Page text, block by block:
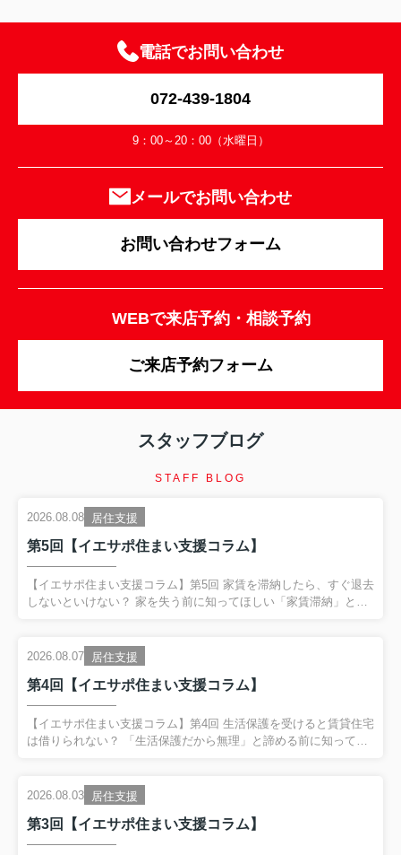
電話でお問い合わせ
072-439-1804
9：00～20：00（水曜日）
メールでお問い合わせ
お問い合わせフォーム
WEBで来店予約・相談予約
ご来店予約フォーム
スタッフブログ
STAFF BLOG
2026.08.08 居住支援
第5回【イエサポ住まい支援コラム】
【イエサポ住まい支援コラム】第5回 家賃を滞納したら、すぐ退去
しないといけない？ 家を失う前に知ってほしい「家賃滞納」とい
護を受給していることだけで、 賃貸住宅を借りられないわけでは
ありません。 一方で、 保証会社や初期費用、家賃、緊急連絡先な
ど、 入居までに整理が必要なケースがあります。 そして何より大
切なのが、 困ってからではなく、困り始めた段階で相談するこ
と。 今回は、その代表的なサインである、 「家賃滞納」 につい
てお話しします。 家賃を滞納したら、すぐに退去...
2026.08.07 居住支援
第4回【イエサポ住まい支援コラム】
【イエサポ住まい支援コラム】第4回 生活保護を受けると賃貸住宅
は借りられない？ 「生活保護だから無理」と諦める前に知ってほ
理由だけではなく、 「何かあったときに誰が対応するのか」 とい
う大家さん側の不安が、住まい探しを難しくしているケースがあ
ります。 そのため、保証会社や支援機関、居住支援法人などが関
わり、 「大家さんが一人で抱え込まなくていい環境」 をつくるこ
2026.08.03 居住支援
第3回【イエサポ住まい支援コラム】